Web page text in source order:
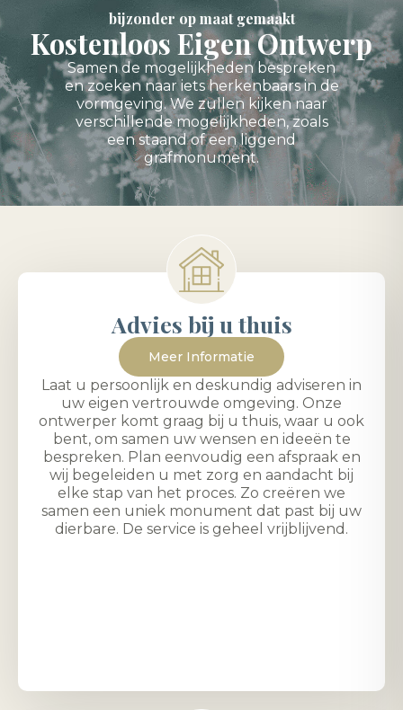
bijzonder op maat gemaakt
Kostenloos Eigen Ontwerp
Samen de mogelijkheden bespreken
en zoeken naar iets herkenbaars in de
vormgeving. We zullen kijken naar
verschillende mogelijkheden, zoals
een staand of een liggend
grafmonument.
Advies bij u thuis
Meer Informatie
Laat u persoonlijk en deskundig adviseren in
uw eigen vertrouwde omgeving. Onze
ontwerper komt graag bij u thuis, waar u ook
bent, om samen uw wensen en ideeën te
bespreken. Plan eenvoudig een afspraak en
wij begeleiden u met zorg en aandacht bij
elke stap van het proces. Zo creëren we
samen een uniek monument dat past bij uw
dierbare. De service is geheel vrijblijvend.